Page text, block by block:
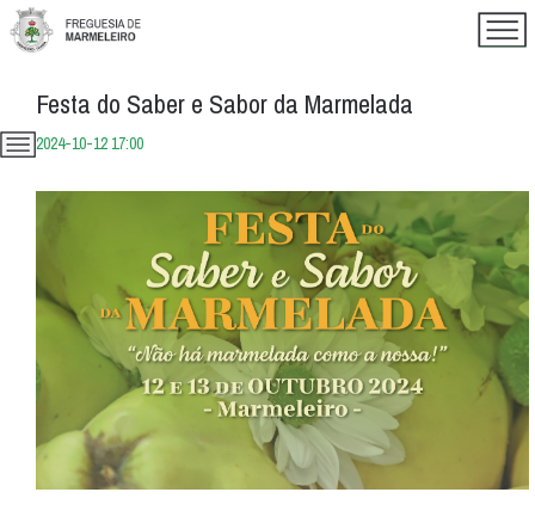
Festa do Saber e Sabor da Marmelada
2024-10-12 17:00